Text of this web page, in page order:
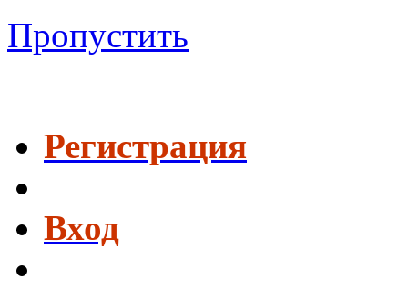
Пропустить
Регистрация
Вход